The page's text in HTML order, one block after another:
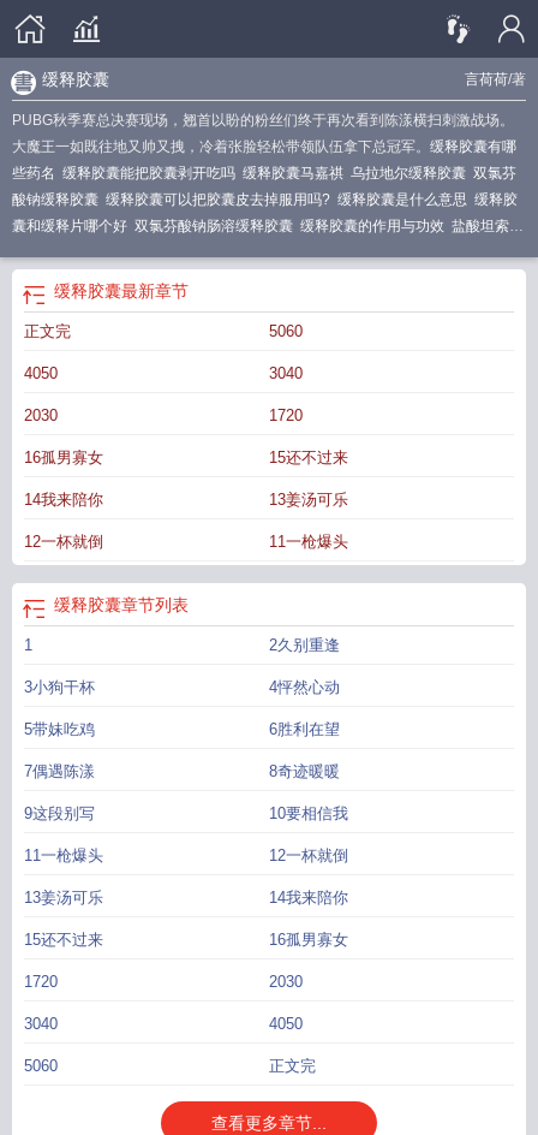
言荷荷/著
缓释胶囊
PUBG秋季赛总决赛现场，翘首以盼的粉丝们终于再次看到陈漾横扫刺激战场。
大魔王一如既往地又帅又拽，冷着张脸轻松带领队伍拿下总冠军。 缓释胶囊有哪
些药名 缓释胶囊能把胶囊剥开吃吗 缓释胶囊马嘉祺 乌拉地尔缓释胶囊 双氯芬
酸钠缓释胶囊 缓释胶囊可以把胶囊皮去掉服用吗? 缓释胶囊是什么意思 缓释胶
囊和缓释片哪个好 双氯芬酸钠肠溶缓释胶囊 缓释胶囊的作用与功效 盐酸坦索罗
乐盐酸坦索罗辛缓释胶囊 诺福丁双氯芬酸钠肠溶缓释胶囊
胶囊饭前吃还是饭后吃
盐酸伪麻黄碱缓释胶囊
布洛芬缓释胶囊的作用
缓释胶囊最新章节
正文完 5060
4050 3040
2030 1720
16孤男寡女 15还不过来
14我来陪你 13姜汤可乐
12一杯就倒 11一枪爆头
缓释胶囊章节列表
1 2久别重逢
3小狗干杯 4怦然心动
5带妹吃鸡 6胜利在望
7偶遇陈漾 8奇迹暖暖
9这段别写 10要相信我
11一枪爆头 12一杯就倒
13姜汤可乐 14我来陪你
15还不过来 16孤男寡女
1720 2030
3040 4050
5060 正文完
查看更多章节...